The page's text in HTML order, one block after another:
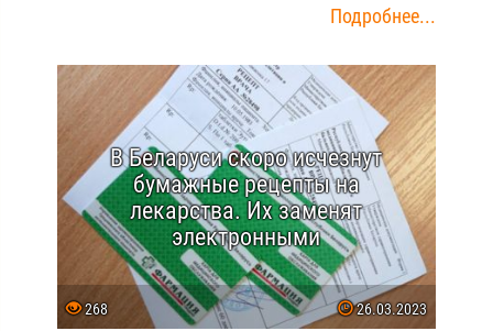
Подробнее...
В Беларуси скоро исчезнут
бумажные рецепты на
лекарства. Их заменят
электронными
268 26.03.2023